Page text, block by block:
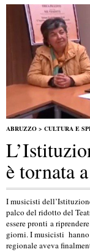
ABRUZZO > CULTURA E
è tornata
I musicisti
palco del ridotto del
essere pronti a
giorni. I musicisti hanno
regionale aveva